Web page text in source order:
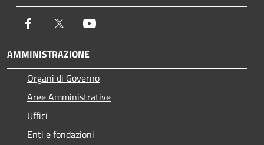
Facebook Twitter
AMMINISTRAZIONE
Organi di Governo
Aree Amministrative
Uffici
Enti e fondazioni